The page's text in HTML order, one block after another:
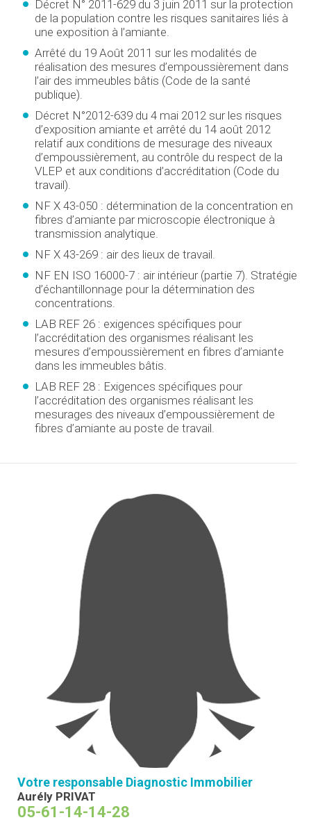
Décret N° 2011-629 du 3 juin 2011 sur la protection
de la population contre les risques sanitaires liés à
une exposition à l’amiante.
Arrêté du 19 Août 2011 sur les modalités de
réalisation des mesures d’empoussièrement dans
l’air des immeubles bâtis (Code de la santé
publique).
Décret N°2012-639 du 4 mai 2012 sur les risques
d’exposition amiante et arrêté du 14 août 2012
relatif aux conditions de mesurage des niveaux
d’empoussièrement, au contrôle du respect de la
VLEP et aux conditions d’accréditation (Code du
travail).
NF X 43-050 : détermination de la concentration en
fibres d’amiante par microscopie électronique à
transmission analytique.
NF X 43-269 : air des lieux de travail.
NF EN ISO 16000-7 : air intérieur (partie 7). Stratégie
d’échantillonnage pour la détermination des
concentrations.
LAB REF 26 : exigences spécifiques pour
l’accréditation des organismes réalisant les
mesures d’empoussièrement en fibres d’amiante
dans les immeubles bâtis.
LAB REF 28 : Exigences spécifiques pour
l’accréditation des organismes réalisant les
mesurages des niveaux d’empoussièrement de
fibres d’amiante au poste de travail.
Votre responsable Diagnostic Immobilier
Aurély PRIVAT
05-61-14-14-28